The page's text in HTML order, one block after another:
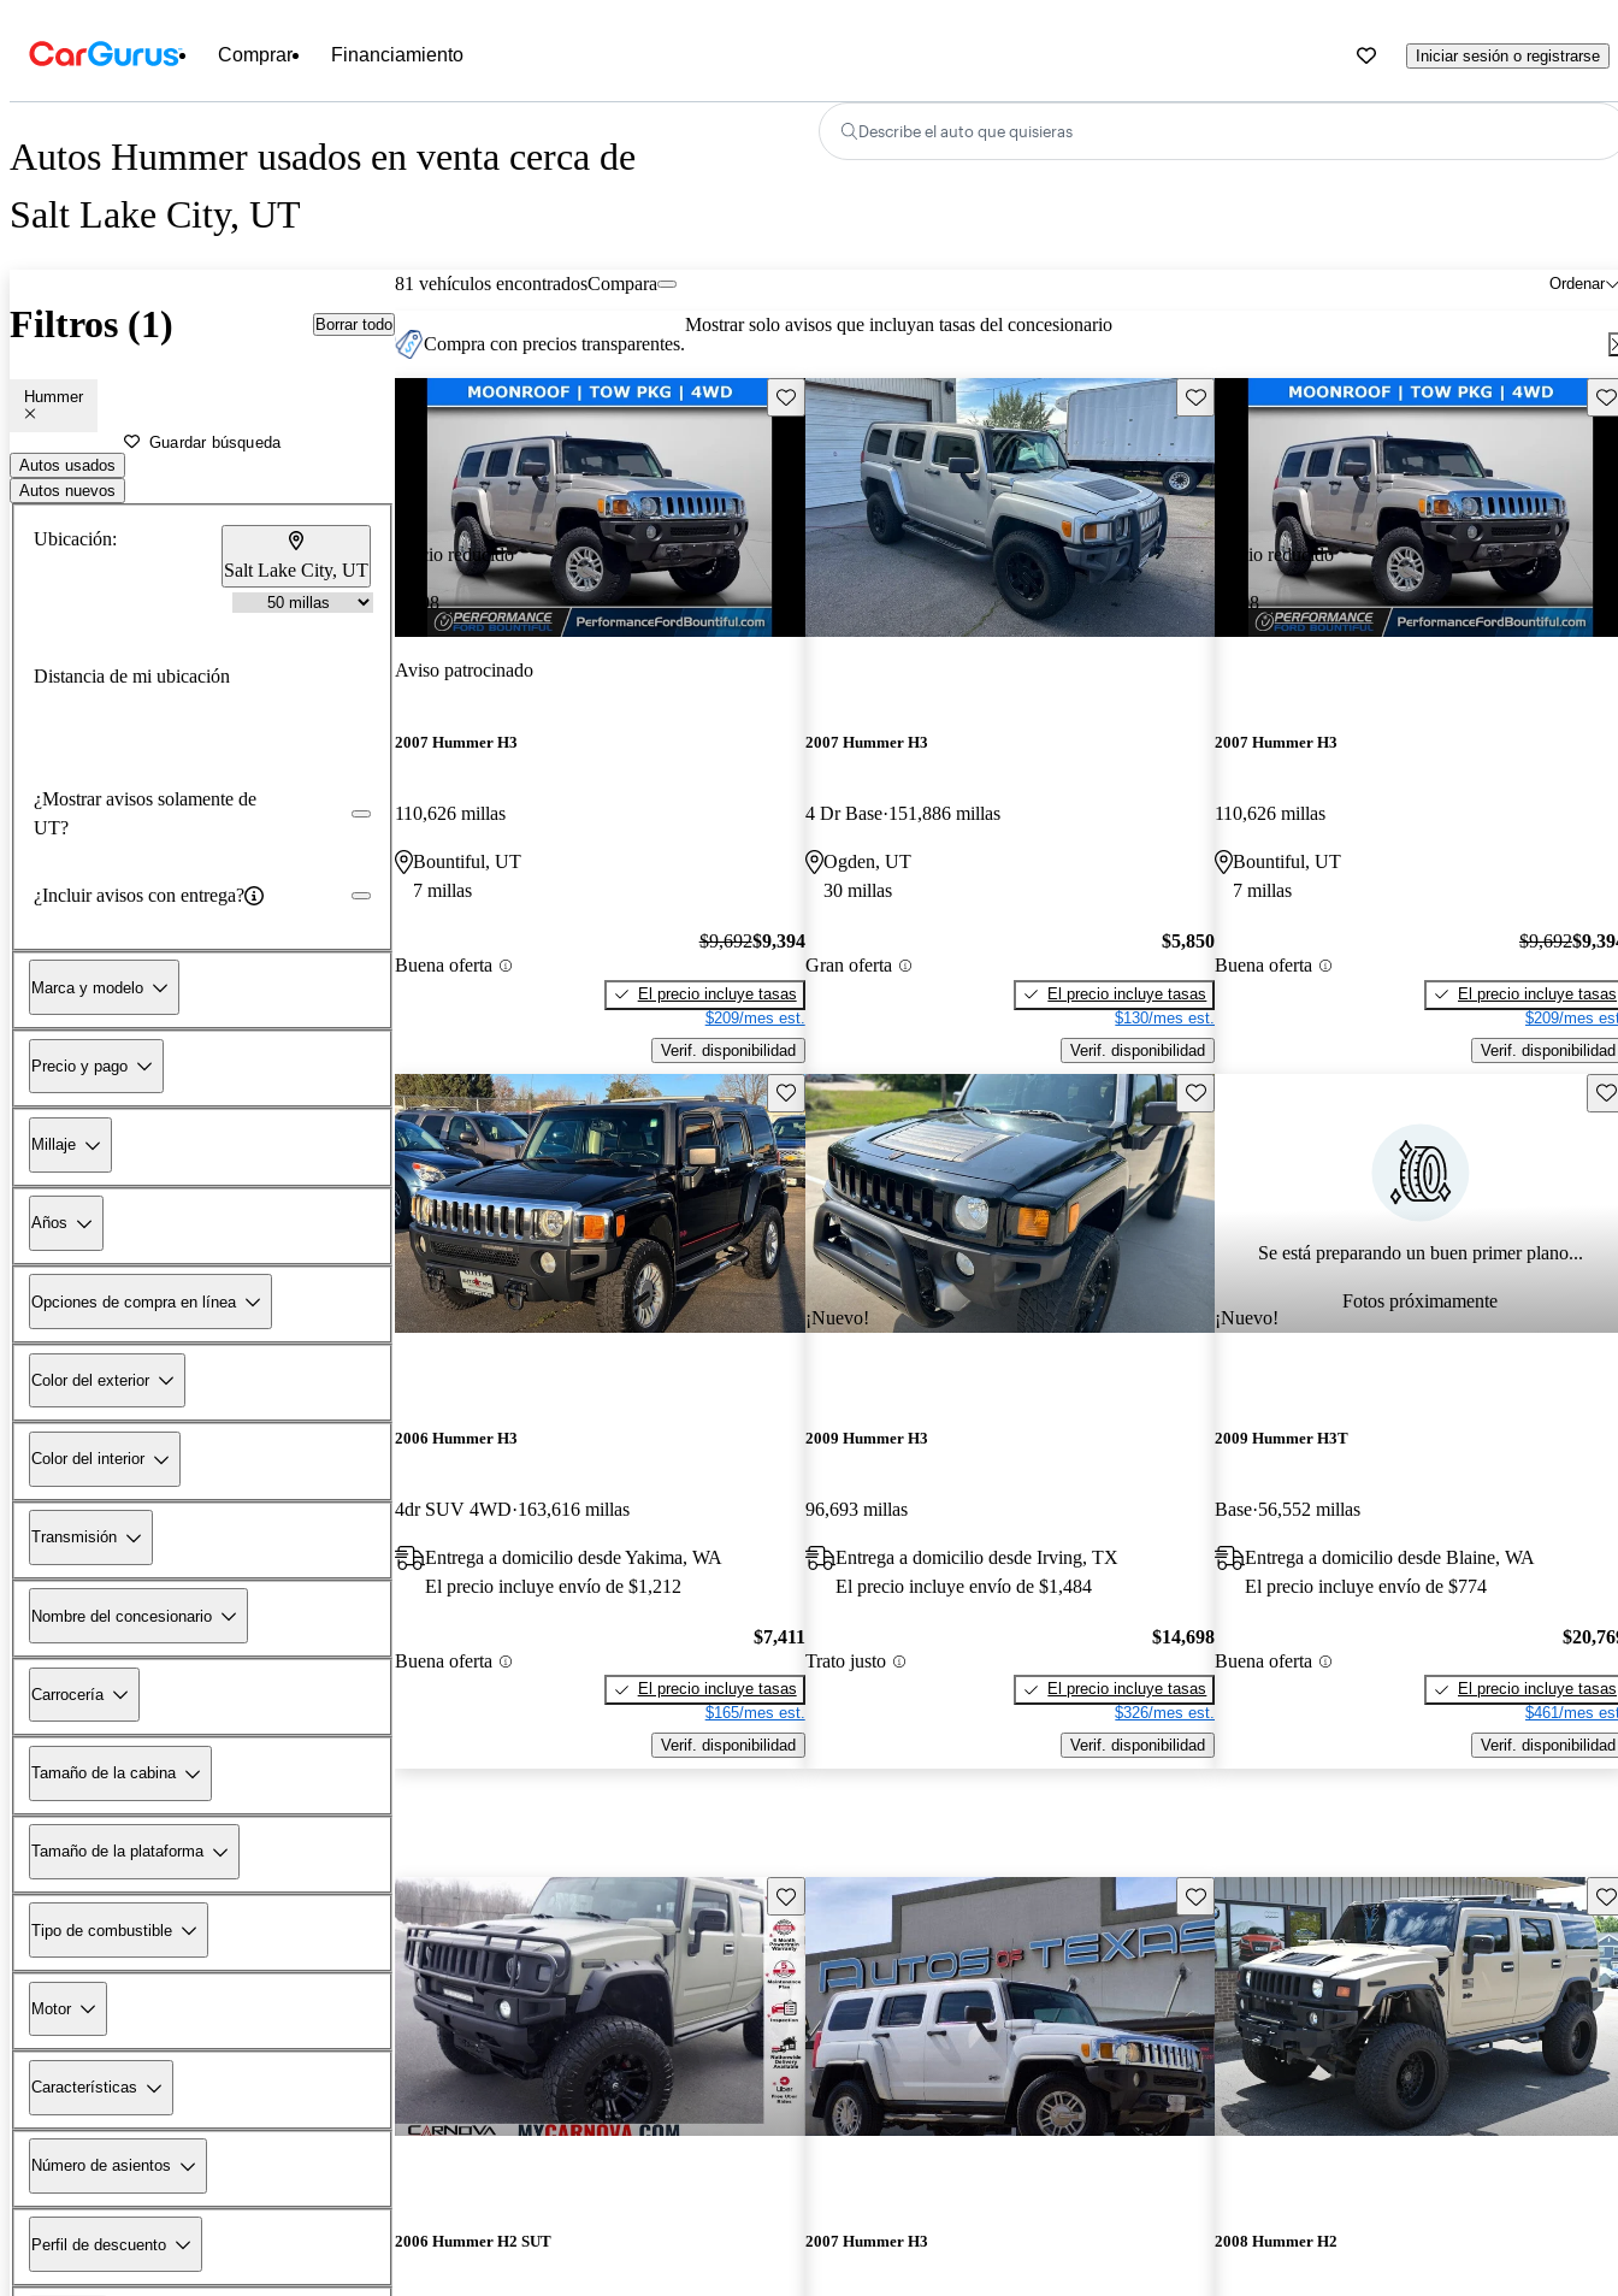
Comprar Financiamiento Iniciar sesión o registrarse
Autos Hummer usados en venta cerca de
Salt Lake City, UT
Describe el auto que quisieras
Filtros (1) Borrar todo
Hummer
Guardar búsqueda
Autos usados
Autos nuevos
Ubicación:
Salt Lake City, UT
Distancia de mi ubicación
¿Mostrar avisos solamente de
UT?
¿Incluir avisos con entrega?
Marca y modelo
Precio y pago
Millaje
Años
Opciones de compra en línea
Color del exterior
Color del interior
Transmisión
Nombre del concesionario
Carrocería
Tamaño de la cabina
Tamaño de la plataforma
Tipo de combustible
Motor
Características
Número de asientos
Perfil de descuento
81 vehículos encontrados Ordenar
Compara
Compra con precios transparentes.
Mostrar solo avisos que incluyan tasas del concesionario
Precio reducido
-$298
Guarda este Aviso
Aviso patrocinado
2007 Hummer H3
110,626 millas
Bountiful, UT
7 millas
Buena oferta
$9,692$9,394
El precio incluye tasas
$209/mes est.
Verif. disponibilidad
Guarda este Aviso
2007 Hummer H3
4 Dr Base 151,886 millas
Ogden, UT
30 millas
Gran oferta
$5,850
El precio incluye tasas
$130/mes est.
Verif. disponibilidad
Precio reducido
-$298
2007 Hummer H3
110,626 millas
Bountiful, UT
7 millas
Buena oferta
$9,692
El precio incluye tasas
$209/mes
Verif. disponibilidad
Guarda este Aviso
2006 Hummer H3
4dr SUV 4WD 163,616 millas
Entrega a domicilio desde Yakima, WA
El precio incluye envío de $1,212
Buena oferta
$7,411
El precio incluye tasas
$165/mes est.
Verif. disponibilidad
¡Nuevo!
Guarda este Aviso
2009 Hummer H3
96,693 millas
Entrega a domicilio desde Irving, TX
El precio incluye envío de $1,484
Trato justo
$14,698
El precio incluye tasas
$326/mes est.
Verif. disponibilidad
Se está preparando un buen primer plano...
Fotos próximamente
¡Nuevo!
2009 Hummer H3T
Base 56,552 millas
Entrega a domicilio desde Blaine, WA
El precio incluye envío de $774
Buena oferta
El precio incluye tasas
$461/mes
Verif. disponibilidad
Guarda este Aviso
2006 Hummer H2 SUT
Guarda este Aviso
2007 Hummer H3 2008 Hummer H2